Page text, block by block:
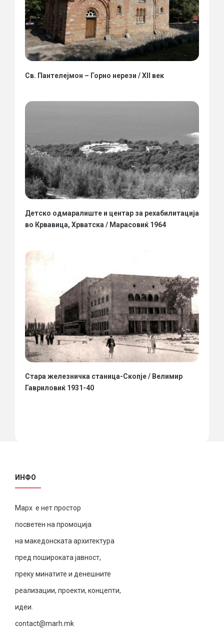
Св. Пантелејмон – Горно нерези / XII век
Детско одмаралиште и центар за рехабилитација
во Крвавица, Хрватска / Марасовиќ 1964
Стара железничка станица-Скопје / Велимир
Гавриловиќ 1931-40
ИНФО
Марх е нет простор
посветен на промоција
на македонската архитектура
пред пошироката јавност,
преку минатите и денешните
реализации, проекти, концепти,
идеи.
contact@marh.mk